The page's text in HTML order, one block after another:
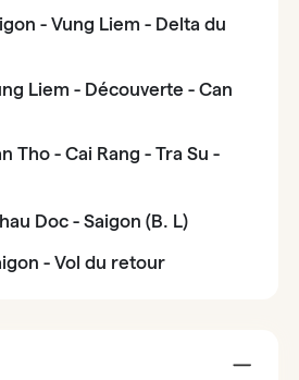
- Vung Liem - Delta du
Liem - Découverte - Can
Tho - Cai Rang - Tra Su -
Doc - Saigon (B. L)
- Vol du retour